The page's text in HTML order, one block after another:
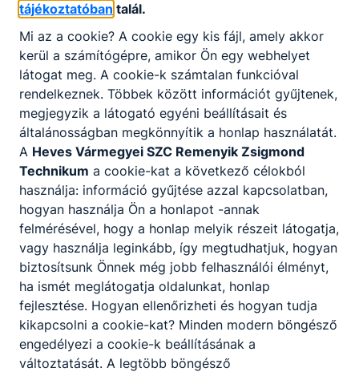
Partnereink
tájékoztatóban talál.
Mi az a cookie? A cookie egy kis fájl, amely akkor
kerül a számítógépre, amikor Ön egy webhelyet
látogat meg. A cookie-k számtalan funkcióval
rendelkeznek. Többek között információt gyűjtenek,
megjegyzik a látogató egyéni beállításait és
általánosságban megkönnyítik a honlap használatát.
A Heves Vármegyei SZC Remenyik Zsigmond
Technikum a cookie-kat a következő célokból
használja: információ gyűjtése azzal kapcsolatban,
hogyan használja Ön a honlapot -annak
felmérésével, hogy a honlap melyik részeit látogatja,
vagy használja leginkább, így megtudhatjuk, hogyan
biztosítsunk Önnek még jobb felhasználói élményt,
ha ismét meglátogatja oldalunkat, honlap
fejlesztése. Hogyan ellenőrizheti és hogyan tudja
kikapcsolni a cookie-kat? Minden modern böngésző
engedélyezi a cookie-k beállításának a
változtatását. A legtöbb böngésző